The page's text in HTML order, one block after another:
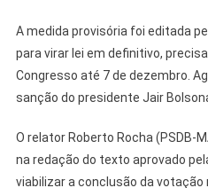
A medida provisória foi editada
para virar lei em definitivo,
Congresso até 7 de dezembro.
sanção do presidente Jair
O relator Roberto Rocha (PSDB-
na redação do texto aprovado
viabilizar a conclusão da